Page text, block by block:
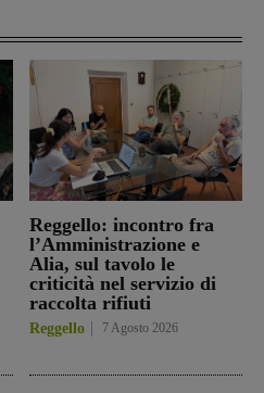
Reggello: incontro fra
l’Amministrazione e
Alia, sul tavolo le
criticità nel servizio di
raccolta rifiuti
Reggello 7 Agosto 2026